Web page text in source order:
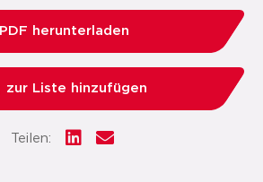
PDF herunterladen
zur Liste hinzufügen
Teilen: